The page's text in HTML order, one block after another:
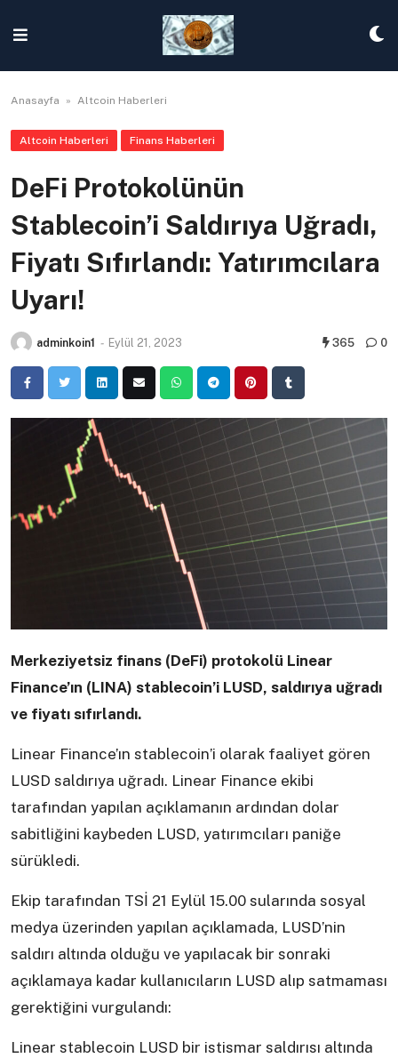
content
Anasayfa » Altcoin Haberleri
Altcoin Haberleri Finans Haberleri
DeFi Protokolünün
Stablecoin’i Saldırıya Uğradı,
Fiyatı Sıfırlandı: Yatırımcılara
Uyarı!
adminkoin1 - Eylül 21, 2023 365 0
Merkeziyetsiz finans (DeFi) protokolü Linear
Finance’ın (LINA) stablecoin’i LUSD, saldırıya uğradı
ve fiyatı sıfırlandı.
Linear Finance’ın stablecoin’i olarak faaliyet gören
LUSD saldırıya uğradı. Linear Finance ekibi
tarafından yapılan açıklamanın ardından dolar
sabitliğini kaybeden LUSD, yatırımcıları paniğe
sürükledi.
Ekip tarafından TSİ 21 Eylül 15.00 sularında sosyal
medya üzerinden yapılan açıklamada, LUSD’nin
saldırı altında olduğu ve yapılacak bir sonraki
açıklamaya kadar kullanıcıların LUSD alıp satmaması
gerektiğini vurgulandı:
Linear stablecoin LUSD bir istismar saldırısı altında